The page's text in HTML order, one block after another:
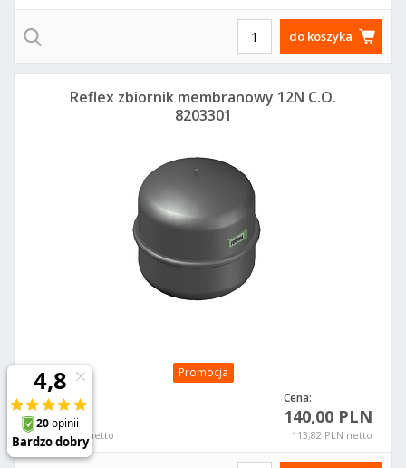
do koszyka
Promocja
Stara cena
215,00 PLN
174,80 PLN netto
Cena:
140,00 PLN
113,82 PLN netto
Reflex zbiornik membranowy 12N C.O.
8203301